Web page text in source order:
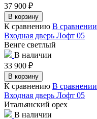
37 900 ₽
В корзину
К сравнению В сравнении
Входная дверь Лофт 05
Венге светлый
В наличии
33 900 ₽
В корзину
К сравнению В сравнении
Входная дверь Лофт 05
Итальянский орех
В наличии